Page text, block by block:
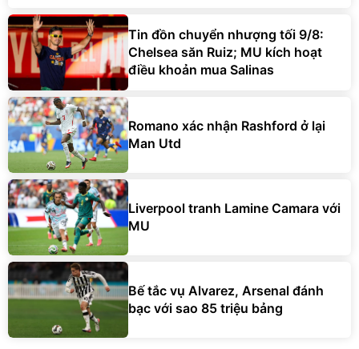
Tin đồn chuyển nhượng tối 9/8:
Chelsea săn Ruiz; MU kích hoạt
điều khoản mua Salinas
Romano xác nhận Rashford ở lại
Man Utd
Liverpool tranh Lamine Camara với
MU
Bế tắc vụ Alvarez, Arsenal đánh
bạc với sao 85 triệu bảng